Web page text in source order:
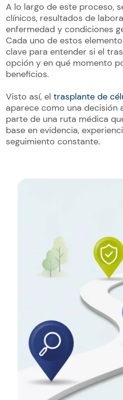
A lo largo de este proceso,
clínicos, resultados de
enfermedad y condiciones
Cada uno de estos
clave para entender si el
opción y en qué momento
beneficios.
Visto así, el trasplante de
aparece como una decisión
parte de una ruta médica
base en evidencia,
seguimiento constante.